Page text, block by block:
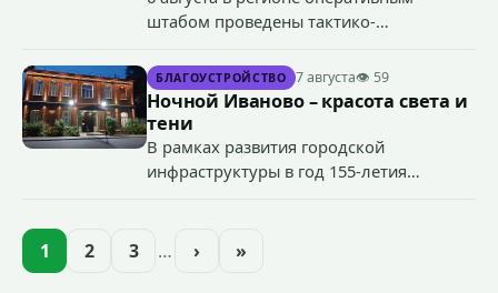
штабом проведены тактико-
террористического акта на объекте
органов государственной власти.
«Гроза-2026».
БЛАГОУСТРОЙСТВО 7 августа👁 59
Ночной Иваново – красота света и
тени
В рамках развития городской
инфраструктуры в год 155-летия
проекта подсветки исторических
1 2 3 … › »